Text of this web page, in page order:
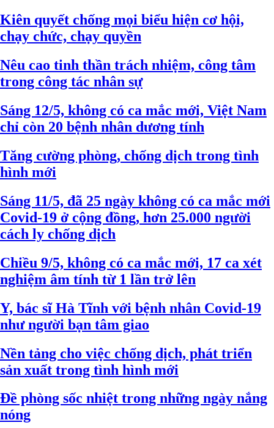
Kiên quyết chống mọi biểu hiện cơ hội,
chạy chức, chạy quyền
Nêu cao tinh thần trách nhiệm, công tâm
trong công tác nhân sự
Sáng 12/5, không có ca mắc mới, Việt Nam
chỉ còn 20 bệnh nhân dương tính
Tăng cường phòng, chống dịch trong tình
hình mới
Sáng 11/5, đã 25 ngày không có ca mắc mới
Covid-19 ở cộng đồng, hơn 25.000 người
cách ly chống dịch
Chiều 9/5, không có ca mắc mới, 17 ca xét
nghiệm âm tính từ 1 lần trở lên
Y, bác sĩ Hà Tĩnh với bệnh nhân Covid-19
như người bạn tâm giao
Nền tảng cho việc chống dịch, phát triển
sản xuất trong tình hình mới
Đề phòng sốc nhiệt trong những ngày nắng
nóng